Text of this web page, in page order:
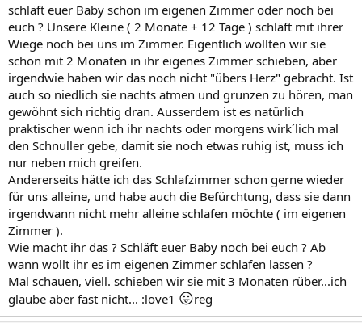
schläft euer Baby schon im eigenen Zimmer oder noch bei
euch ? Unsere Kleine ( 2 Monate + 12 Tage ) schläft mit ihrer
Wiege noch bei uns im Zimmer. Eigentlich wollten wir sie
schon mit 2 Monaten in ihr eigenes Zimmer schieben, aber
irgendwie haben wir das noch nicht "übers Herz" gebracht. Ist
auch so niedlich sie nachts atmen und grunzen zu hören, man
gewöhnt sich richtig dran. Ausserdem ist es natürlich
praktischer wenn ich ihr nachts oder morgens wirk´lich mal
den Schnuller gebe, damit sie noch etwas ruhig ist, muss ich
nur neben mich greifen.
Andererseits hätte ich das Schlafzimmer schon gerne wieder
für uns alleine, und habe auch die Befürchtung, dass sie dann
irgendwann nicht mehr alleine schlafen möchte ( im eigenen
Zimmer ).
Wie macht ihr das ? Schläft euer Baby noch bei euch ? Ab
wann wollt ihr es im eigenen Zimmer schlafen lassen ?
Mal schauen, viell. schieben wir sie mit 3 Monaten rüber...ich
glaube aber fast nicht... :love1 😛reg